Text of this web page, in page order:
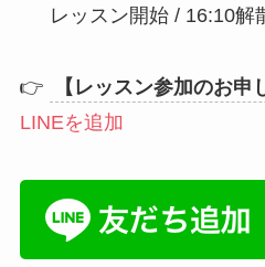
レッスン開始 / 16:10解
👉 【レッスン参加のお申
LINEを追加